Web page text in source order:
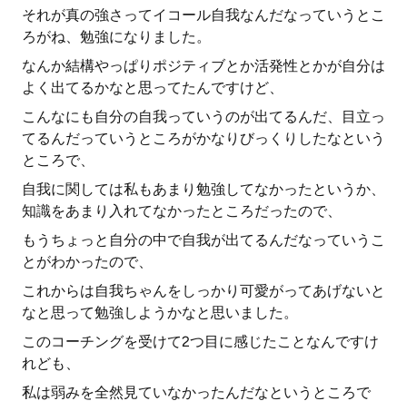
それが真の強さってイコール自我なんだなっていうとこ
ろがね、勉強になりました。
なんか結構やっぱりポジティブとか活発性とかが自分は
よく出てるかなと思ってたんですけど、
こんなにも自分の自我っていうのが出てるんだ、目立っ
てるんだっていうところがかなりびっくりしたなという
ところで、
自我に関しては私もあまり勉強してなかったというか、
知識をあまり入れてなかったところだったので、
もうちょっと自分の中で自我が出てるんだなっていうこ
とがわかったので、
これからは自我ちゃんをしっかり可愛がってあげないと
なと思って勉強しようかなと思いました。
このコーチングを受けて2つ目に感じたことなんですけ
れども、
私は弱みを全然見ていなかったんだなというところで